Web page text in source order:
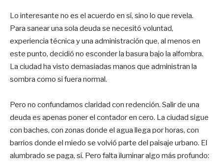
Lo interesante no es el acuerdo en sí, sino lo que revela.
Para sanear una sola deuda se necesitó voluntad,
experiencia técnica y una administración que, al menos en
este punto, decidió no esconder la basura bajo la alfombra.
La ciudad ha visto demasiadas manos que administran la
sombra como si fuera normal.
Pero no confundamos claridad con redención. Salir de una
deuda es apenas poner el contador en cero. La ciudad sigue
con baches, con zonas donde el agua llega por horas, con
barrios donde el miedo se volvió parte del paisaje urbano. El
alumbrado se paga, sí. Pero falta iluminar algo más profundo: